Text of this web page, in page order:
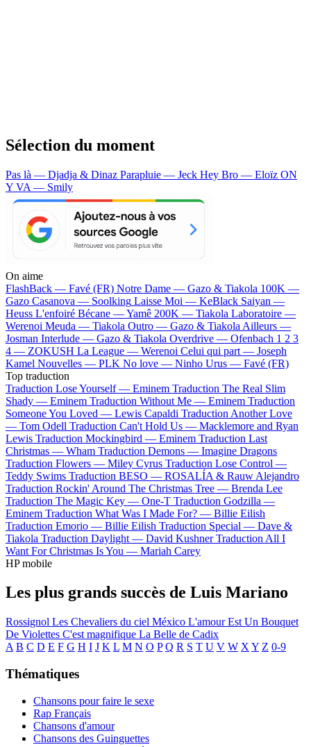
Sélection du moment
Pas là — Djadja & Dinaz Parapluie — Jeck Hey Bro — Eloïz ON
Y VA — Smily
On aime
FlashBack — Favé (FR) Notre Dame — Gazo & Tiakola 100K —
Gazo Casanova — Soolking Laisse Moi — KeBlack Saiyan —
Heuss L'enfoiré Bécane —Yamê 200K — Tiakola Laboratoire —
Werenoi Meuda — Tiakola Outro — Gazo & Tiakola Ailleurs —
Josman Interlude — Gazo & Tiakola Overdrive — Ofenbach 1 2 3
4 — ZOKUSH La League — Werenoi Celui qui part — Joseph
Kamel Nouvelles — PLK No love — Ninho Urus — Favé (FR)
Top traduction
Traduction Lose Yourself — Eminem Traduction The Real Slim
Shady — Eminem Traduction Without Me — Eminem Traduction
Someone You Loved — Lewis Capaldi Traduction Another Love
— Tom Odell Traduction Can't Hold Us — Macklemore and Ryan
Lewis Traduction Mockingbird — Eminem Traduction Last
Christmas — Wham Traduction Demons — Imagine Dragons
Traduction Flowers — Miley Cyrus Traduction Lose Control —
Teddy Swims Traduction BESO — ROSALÍA & Rauw Alejandro
Traduction Rockin' Around The Christmas Tree — Brenda Lee
Traduction The Magic Key — One-T Traduction Godzilla —
Eminem Traduction What Was I Made For? — Billie Eilish
Traduction Emorio — Billie Eilish Traduction Special — Dave &
Tiakola Traduction Daylight — David Kushner Traduction All I
Want For Christmas Is You — Mariah Carey
HP mobile
Les plus grands succès de Luis Mariano
Rossignol Les Chevaliers du ciel México L'amour Est Un Bouquet
De Violettes C'est magnifique La Belle de Cadix
A B C D E F G H I J K L M N O P Q R S T U V W X Y Z 0-9
Thématiques
Chansons pour faire le sexe
Rap Français
Chansons d'amour
Chansons des Guinguettes